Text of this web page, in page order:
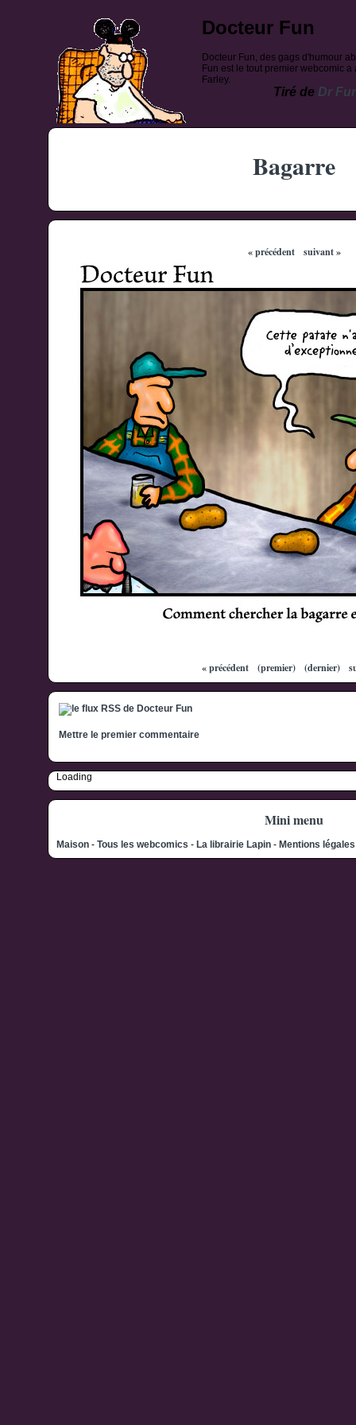
Docteur Fun
Docteur Fun, des gags d'humour
Fun est le tout premier webcomic
Farley.
Tiré de Dr
Bagarre
« précédent suivant »
« précédent (premier) (dernier)
Mettre le premier commentaire
Loading
Mini menu
Maison - Tous les webcomics - La librairie Lapin - Mentions